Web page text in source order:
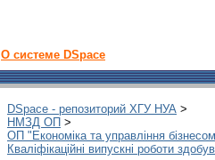
О системе DSpace
DSpace - репозиторий ХГУ НУА >
НМЗД ОП >
ОП "Економіка та управління
Кваліфікаційні випускні роботи